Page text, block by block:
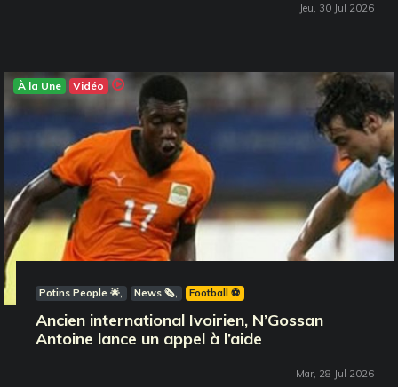
Jeu, 30 Jul 2026
À la Une Vidéo
Potins People 🌟 News 🗞️ Football ⚽️
Ancien international Ivoirien, N’Gossan
Antoine lance un appel à l’aide
Mar, 28 Jul 2026